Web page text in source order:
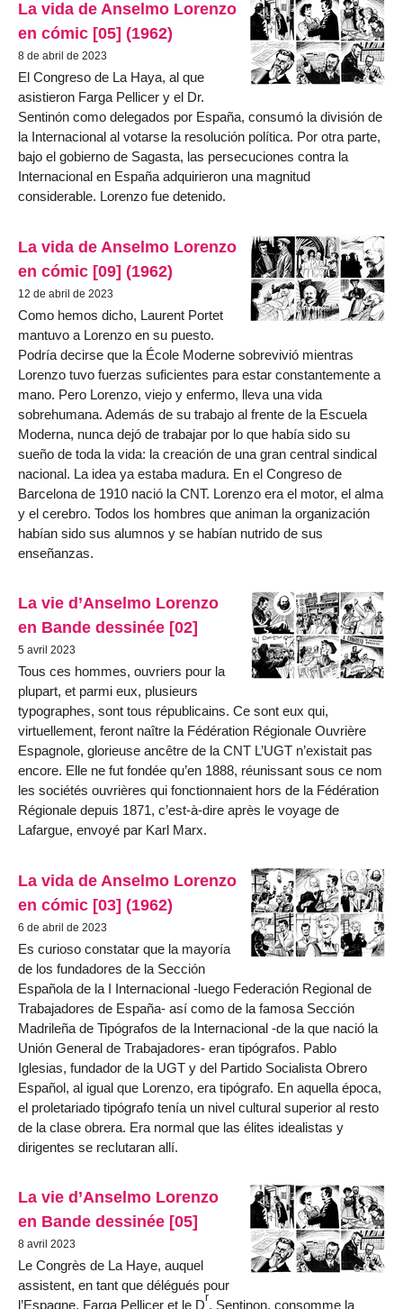
La vida de Anselmo Lorenzo
en cómic [05] (1962)
8 de abril de 2023
El Congreso de La Haya, al que
asistieron Farga Pellicer y el Dr.
Sentinón como delegados por España, consumó la división de
la Internacional al votarse la resolución política. Por otra parte,
bajo el gobierno de Sagasta, las persecuciones contra la
Internacional en España adquirieron una magnitud
considerable. Lorenzo fue detenido.
La vida de Anselmo Lorenzo
en cómic [09] (1962)
12 de abril de 2023
Como hemos dicho, Laurent Portet
mantuvo a Lorenzo en su puesto.
Podría decirse que la École Moderne sobrevivió mientras
Lorenzo tuvo fuerzas suficientes para estar constantemente a
mano. Pero Lorenzo, viejo y enfermo, lleva una vida
sobrehumana. Además de su trabajo al frente de la Escuela
Moderna, nunca dejó de trabajar por lo que había sido su
sueño de toda la vida: la creación de una gran central sindical
nacional. La idea ya estaba madura. En el Congreso de
Barcelona de 1910 nació la CNT. Lorenzo era el motor, el alma
y el cerebro. Todos los hombres que animan la organización
habían sido sus alumnos y se habían nutrido de sus
enseñanzas.
La vie d’Anselmo Lorenzo
en Bande dessinée [02]
5 avril 2023
Tous ces hommes, ouvriers pour la
plupart, et parmi eux, plusieurs
typographes, sont tous républicains. Ce sont eux qui,
virtuellement, feront naître la Fédération Régionale Ouvrière
Espagnole, glorieuse ancêtre de la CNT L’UGT n’existait pas
encore. Elle ne fut fondée qu’en 1888, réunissant sous ce nom
les sociétés ouvrières qui fonctionnaient hors de la Fédération
Régionale depuis 1871, c’est-à-dire après le voyage de
Lafargue, envoyé par Karl Marx.
La vida de Anselmo Lorenzo
en cómic [03] (1962)
6 de abril de 2023
Es curioso constatar que la mayoría
de los fundadores de la Sección
Española de la I Internacional -luego Federación Regional de
Trabajadores de España- así como de la famosa Sección
Madrileña de Tipógrafos de la Internacional -de la que nació la
Unión General de Trabajadores- eran tipógrafos. Pablo
Iglesias, fundador de la UGT y del Partido Socialista Obrero
Español, al igual que Lorenzo, era tipógrafo. En aquella época,
el proletariado tipógrafo tenía un nivel cultural superior al resto
de la clase obrera. Era normal que las élites idealistas y
dirigentes se reclutaran allí.
La vie d’Anselmo Lorenzo
en Bande dessinée [05]
8 avril 2023
Le Congrès de La Haye, auquel
assistent, en tant que délégués pour
l’Espagne, Farga Pellicer et le Dr. Sentinon, consomme la